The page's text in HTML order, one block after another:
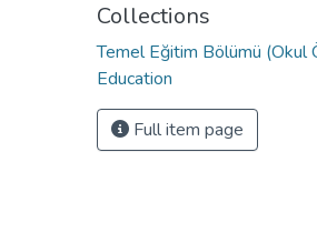
Collections
Temel Eğitim Bölümü
Education
Full item page